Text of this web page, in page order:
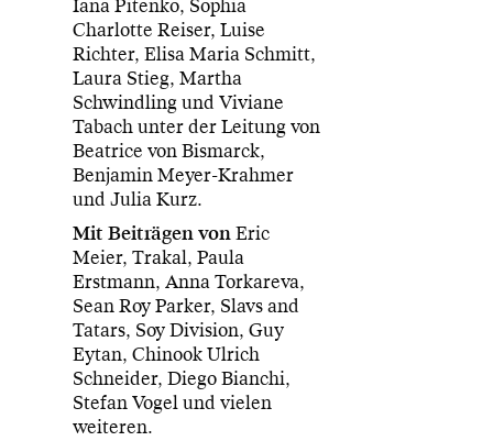
Iana Pitenko, Sophia
Charlotte Reiser, Luise
Richter, Elisa Maria Schmitt,
Laura Stieg, Martha
Schwindling und Viviane
Tabach unter der Leitung von
Beatrice von Bismarck,
Benjamin Meyer-Krahmer
und Julia Kurz.
Mit Beiträgen vonEric
Meier, Trakal, Paula
Erstmann, Anna Torkareva,
Sean Roy Parker, Slavs and
Tatars, Soy Division, Guy
Eytan, Chinook Ulrich
Schneider, Diego Bianchi,
Stefan Vogel und vielen
weiteren.